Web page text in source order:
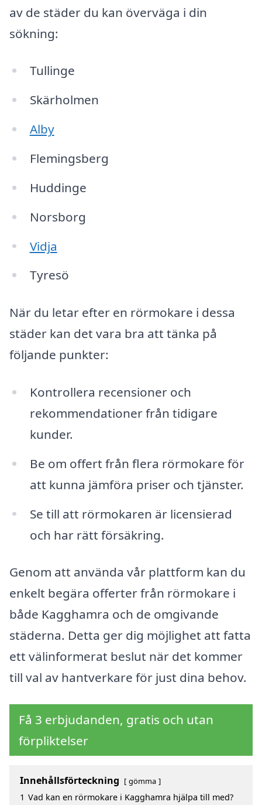
av de städer du kan överväga i din
sökning:
Tullinge
Skärholmen
Alby
Flemingsberg
Huddinge
Norsborg
Vidja
Tyresö
När du letar efter en rörmokare i dessa
städer kan det vara bra att tänka på
följande punkter:
Kontrollera recensioner och
rekommendationer från tidigare
kunder.
Be om offert från flera rörmokare för
att kunna jämföra priser och tjänster.
Se till att rörmokaren är licensierad
och har rätt försäkring.
Genom att använda vår plattform kan du
enkelt begära offerter från rörmokare i
både Kagghamra och de omgivande
städerna. Detta ger dig möjlighet att fatta
ett välinformerat beslut när det kommer
till val av hantverkare för just dina behov.
Få 3 erbjudanden, gratis och utan
förpliktelser
Innehållsförteckning gömma
1 Vad kan en rörmokare i Kagghamra hjälpa till med?